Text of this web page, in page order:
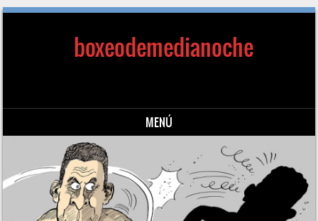
boxeodemedianoche
MENÚ
Saltar al contenido